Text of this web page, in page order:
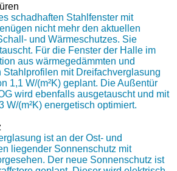
schadhaften Stahlfenster mit
nicht mehr den aktuellen
und Wärmeschutzes. Sie
Für die Fenster der Halle im
aus wärmegedämmten und
Stahlprofilen mit Dreifachverglasung
1,1 W/(m²K) geplant. Die Außentür
wird ebenfalls ausgetauscht und mit
W/(m²K) energetisch optimiert.
ist an der Ost- und
liegender Sonnenschutz mit
Der neue Sonnenschutz ist